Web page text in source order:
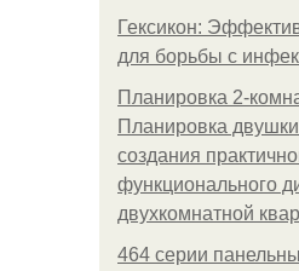
Гексикон:
для борьбы с
Планировка 2-
Планировка
создания
функционального
двухкомнатной
464 серии